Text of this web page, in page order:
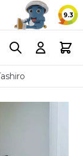
9.3
Search Cart